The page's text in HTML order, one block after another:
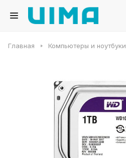
Главная Компьютеры и ноутбуки